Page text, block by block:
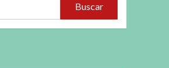
Buscar